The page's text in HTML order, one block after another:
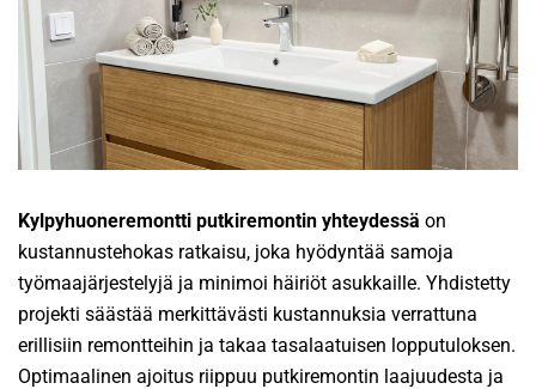
Kylpyhuoneremontti putkiremontin yhteydessä on
kustannustehokas ratkaisu, joka hyödyntää samoja
työmaajärjestelyjä ja minimoi häiriöt asukkaille. Yhdistetty
projekti säästää merkittävästi kustannuksia verrattuna
erillisiin remontteihin ja takaa tasalaatuisen lopputuloksen.
Optimaalinen ajoitus riippuu putkiremontin laajuudesta ja